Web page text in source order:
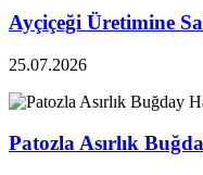
Ayçiçeği Üretimine
25.07.2026
Patozla Asırlık